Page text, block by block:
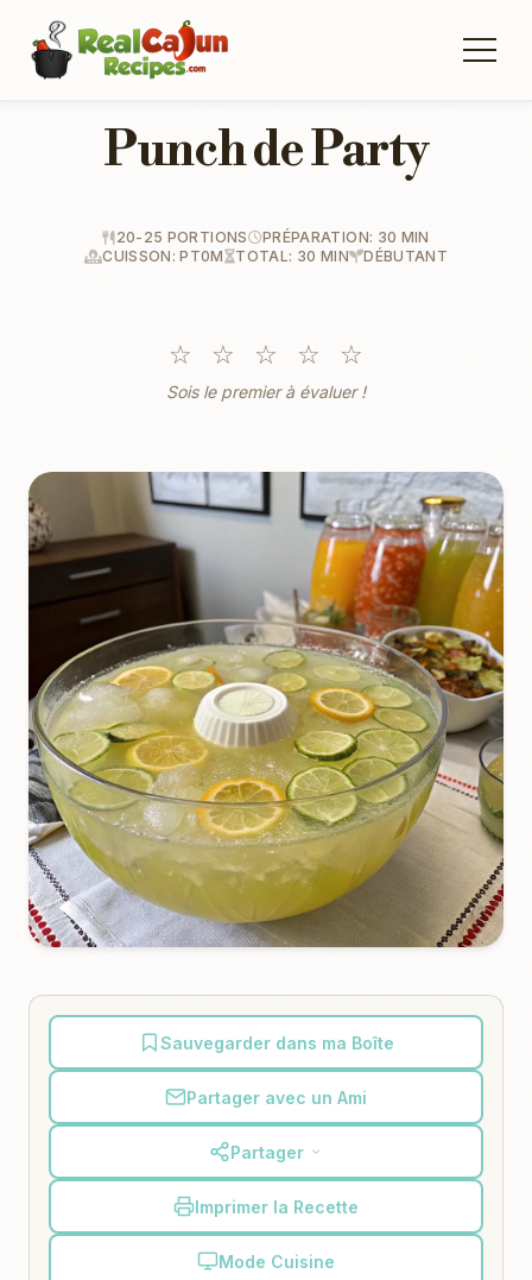
Punch de Party
20-25 PORTIONS
PRÉPARATION: 30 MIN
CUISSON: PT0M
TOTAL: 30 MIN DÉBUTANT
☆ ☆ ☆ ☆ ☆
Sois le premier à évaluer !
Sauvegarder dans ma Boîte
Partager avec un Ami
Partager
Imprimer la Recette
Mode Cuisine